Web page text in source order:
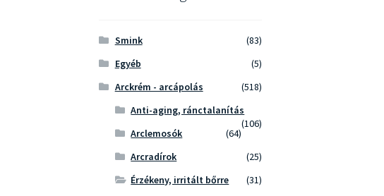
Smink
(83)
Egyéb
(5)
Arckrém - arcápolás
(518)
Anti-aging, ránctalanítás
(106)
Arclemosók
(64)
Arcradírok
(25)
Érzékeny, irritált bőrre
(31)